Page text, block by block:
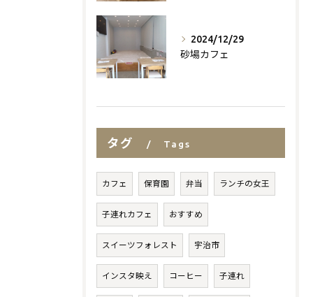
2024/12/29
砂場カフェ
タグ Tags
カフェ 保育園 弁当 ランチの女王
子連れカフェ おすすめ
スイーツフォレスト 宇治市
インスタ映え コーヒー 子連れ